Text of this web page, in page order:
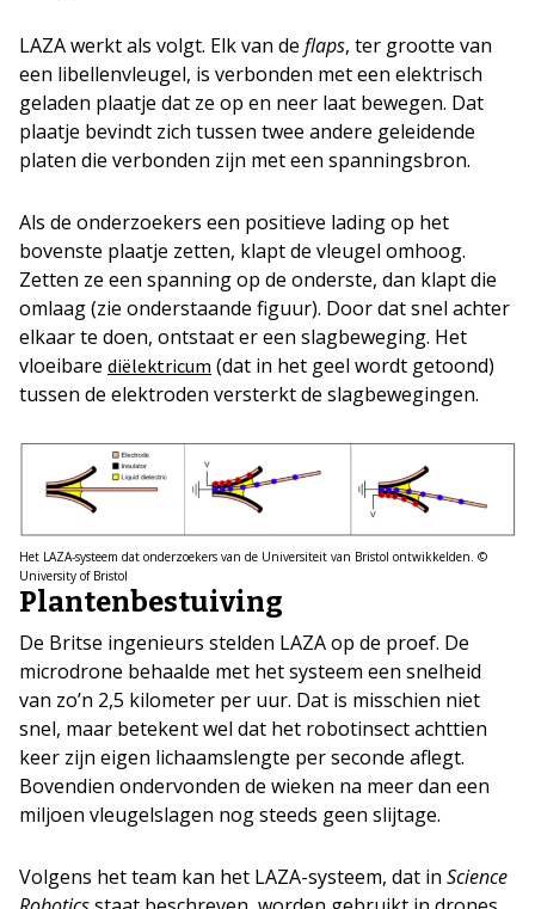
LAZA werkt als volgt. Elk van de flaps, ter grootte van
een libellenvleugel, is verbonden met een elektrisch
geladen plaatje dat ze op en neer laat bewegen. Dat
plaatje bevindt zich tussen twee andere geleidende
platen die verbonden zijn met een spanningsbron.
Als de onderzoekers een positieve lading op het
bovenste plaatje zetten, klapt de vleugel omhoog.
Zetten ze een spanning op de onderste, dan klapt die
omlaag (zie onderstaande figuur). Door dat snel achter
elkaar te doen, ontstaat er een slagbeweging. Het
vloeibare diëlektricum (dat in het geel wordt getoond)
tussen de elektroden versterkt de slagbewegingen.
Het LAZA-systeem dat onderzoekers van de Universiteit van Bristol ontwikkelden. ©
University of Bristol
Plantenbestuiving
De Britse ingenieurs stelden LAZA op de proef. De
microdrone behaalde met het systeem een snelheid
van zo’n 2,5 kilometer per uur. Dat is misschien niet
snel, maar betekent wel dat het robotinsect achttien
keer zijn eigen lichaamslengte per seconde aflegt.
Bovendien ondervonden de wieken na meer dan een
miljoen vleugelslagen nog steeds geen slijtage.
Volgens het team kan het LAZA-systeem, dat in Science